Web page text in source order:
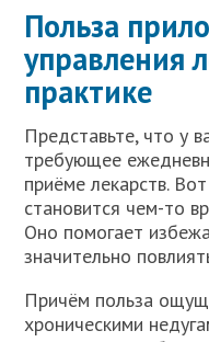
Польза
управления
практике
Представьте, что у
требующее
приёме лекарств.
становится чем-то
Оно помогает
значительно
Причём польза
хроническими